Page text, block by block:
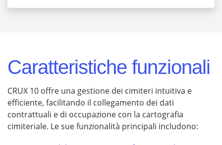
Caratteristiche funzionali
CRUX 10 offre una gestione dei cimiteri intuitiva e
efficiente, facilitando il collegamento dei dati
contrattuali e di occupazione con la cartografia
cimiteriale. Le sue funzionalità principali includono: